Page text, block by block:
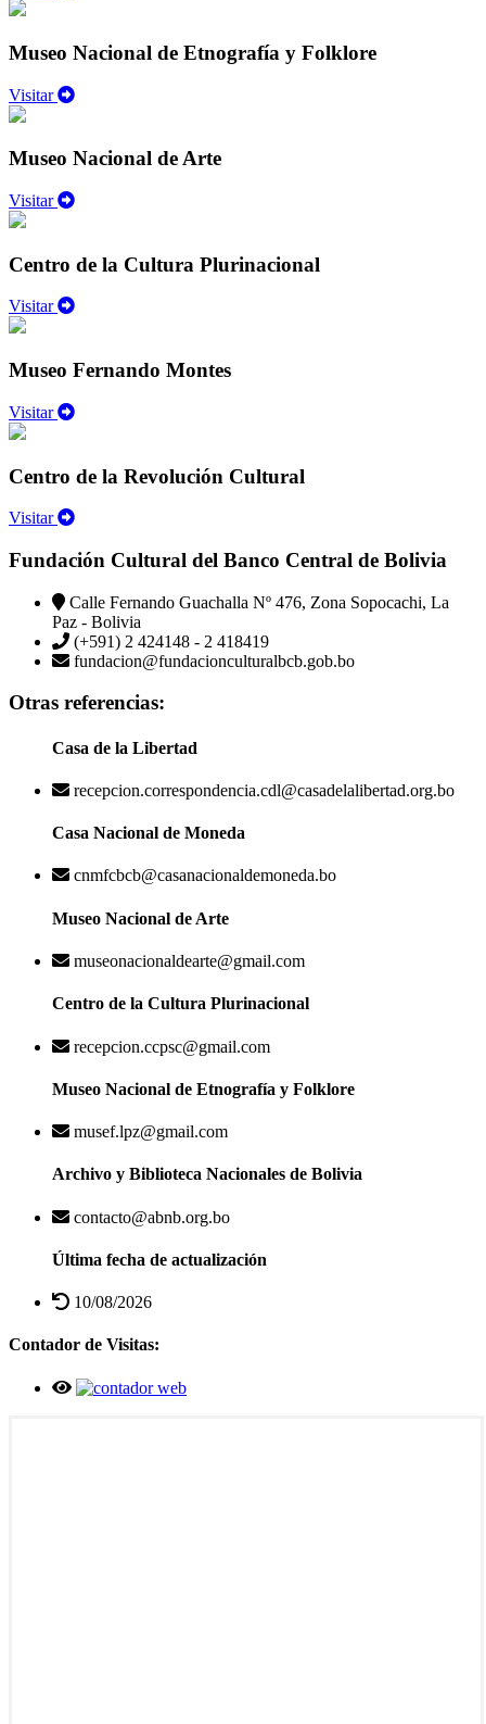
Museo Nacional de Etnografía y Folklore
Visitar
Museo Nacional de Arte
Visitar
Centro de la Cultura Plurinacional
Visitar
Museo Fernando Montes
Visitar
Centro de la Revolución Cultural
Visitar
Fundación Cultural del Banco Central de Bolivia
Calle Fernando Guachalla Nº 476, Zona Sopocachi, La
Paz - Bolivia
(+591) 2 424148 - 2 418419
fundacion@fundacionculturalbcb.gob.bo
Otras referencias:
Casa de la Libertad
recepcion.correspondencia.cdl@casadelalibertad.org.bo
Casa Nacional de Moneda
cnmfcbcb@casanacionaldemoneda.bo
Museo Nacional de Arte
museonacionaldearte@gmail.com
Centro de la Cultura Plurinacional
recepcion.ccpsc@gmail.com
Museo Nacional de Etnografía y Folklore
musef.lpz@gmail.com
Archivo y Biblioteca Nacionales de Bolivia
contacto@abnb.org.bo
Última fecha de actualización
10/08/2026
Contador de Visitas: